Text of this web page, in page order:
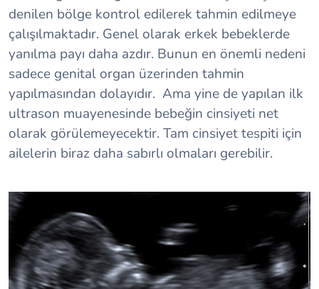
denilen bölge kontrol edilerek tahmin edilmeye
çalışılmaktadır. Genel olarak erkek bebeklerde
yanılma payı daha azdır. Bunun en önemli nedeni
sadece genital organ üzerinden tahmin
yapılmasından dolayıdır. Ama yine de yapılan ilk
ultrason muayenesinde bebeğin cinsiyeti net
olarak görülemeyecektir. Tam cinsiyet tespiti için
ailelerin biraz daha sabırlı olmaları gerebilir.